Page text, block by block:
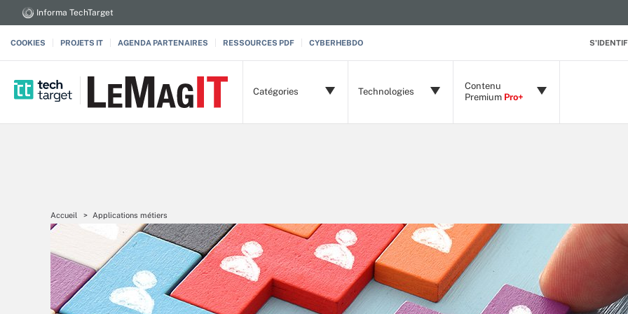
Informa TechTarget
COOKIES PROJETS IT AGENDA PARTENAIRES RESSOURCES PDF CYBERHEBDO
Catégories Technologies
Contenu
Premium Pro+
Accueil Applications métiers